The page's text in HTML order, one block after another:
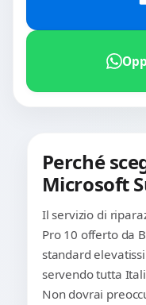
Perché
Microsoft
Il servizio di
Pro 10 offerto da
standard
servendo tutta
Non dovrai